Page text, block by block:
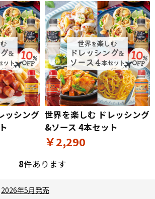
ッシング 世界を楽しむ ドレッシング
&ソース 4本セット
￥2,290
8件あります
2026年5月発売